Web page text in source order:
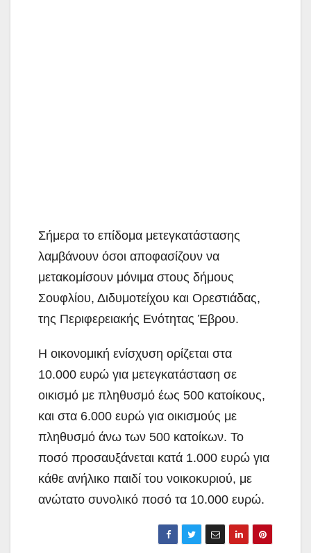
Σήμερα το επίδομα μετεγκατάστασης
λαμβάνουν όσοι αποφασίζουν να
μετακομίσουν μόνιμα στους δήμους
Σουφλίου, Διδυμοτείχου και Ορεστιάδας,
της Περιφερειακής Ενότητας Έβρου.
Η οικονομική ενίσχυση ορίζεται στα
10.000 ευρώ για μετεγκατάσταση σε
οικισμό με πληθυσμό έως 500 κατοίκους,
και στα 6.000 ευρώ για οικισμούς με
πληθυσμό άνω των 500 κατοίκων. Το
ποσό προσαυξάνεται κατά 1.000 ευρώ για
κάθε ανήλικο παιδί του νοικοκυριού, με
ανώτατο συνολικό ποσό τα 10.000 ευρώ.